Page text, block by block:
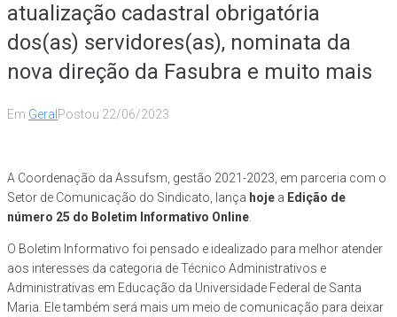
atualização cadastral obrigatória
dos(as) servidores(as), nominata da
nova direção da Fasubra e muito mais
Em Geral Postou 22/06/2023
A Coordenação da Assufsm, gestão 2021-2023, em parceria com o
Setor de Comunicação do Sindicato, lança hoje a Edição de
número 25 do Boletim Informativo Online
O Boletim Informativo foi pensado e idealizado para melhor atender
aos interesses da categoria de Técnico Administrativos e
Administrativas em Educação da Universidade Federal de Santa
Maria. Ele também será mais um meio de comunicação para deixar